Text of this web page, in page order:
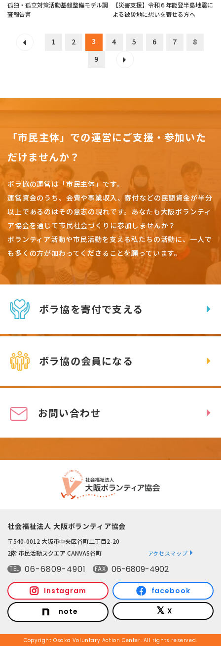
孤独・孤立対策活動基盤整備モデル調
査報告書
【災害支援】令和６年能登半島地震に
よる被災地に想いを寄せる方へ
1 2 3 4 5 6 7
8
9
「市民主体」での運営にご支援・参加いた
だけませんか？
ボラ協の運営は「市民主体」です。
運営資金のうち、会費や事業収入、寄付などの民間資金が半分
以上であるのはその意志の現れです。 あなたも大阪ボランティ
ア協会を通じて市民社会づくりに参加しませんか？
ボランティア活動や市民活動を支える私たちの活動に、一人で
も多くの方が加わってくださることを願っています。
ボラ協を寄付で支える
ボラ協の会員になる
お問い合わせ
社会福祉法人 大阪ボランティア協会
〒540-0012 大阪市中央区谷町二丁目2-20
2階 市民活動スクエア CANVAS谷町
アクセスマップ
TEL 06-6809-4901 FAX 06-6809-4902
Instagram facebook
note X
Copyright Osaka Voluntary Action Center. All rights reserved.